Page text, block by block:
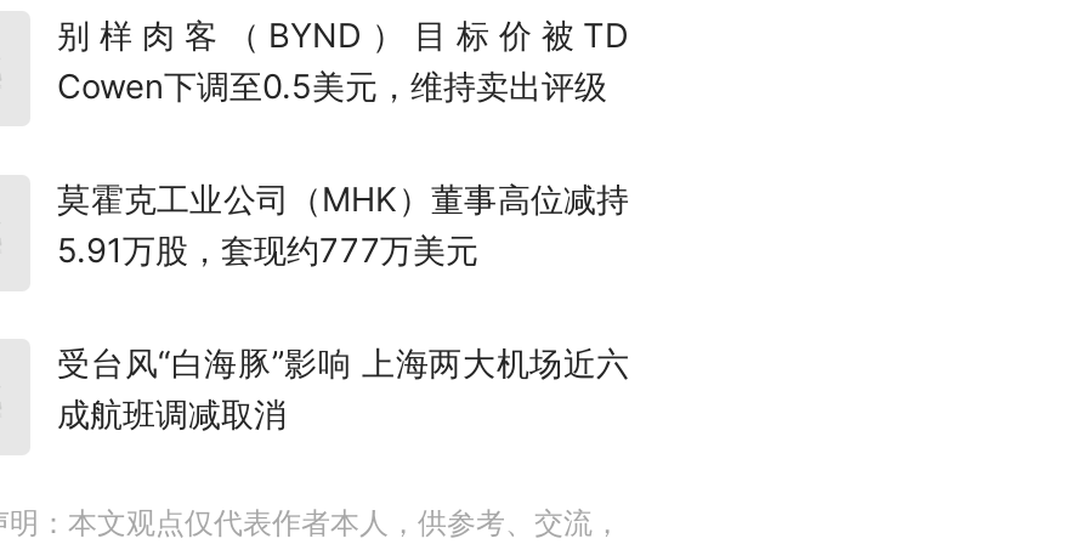
别样肉客（BYND）目标价被TD
Cowen下调至0.5美元，维持卖出评级
莫霍克工业公司（MHK）董事高位减持
5.91万股，套现约777万美元
受台风“白海豚”影响 上海两大机场近六
成航班调减取消
明：本文观点仅代表作者本人，供参考、交流，